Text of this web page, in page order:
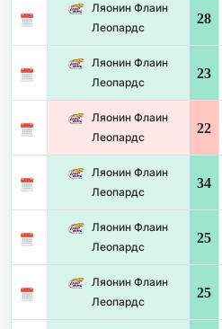
Ляонин Флаин
Леопардс
28
Ляонин Флаин
Леопардс
23
Ляонин Флаин
Леопардс
22
Ляонин Флаин
Леопардс
34
Ляонин Флаин
Леопардс
25
Ляонин Флаин
Леопардс
25